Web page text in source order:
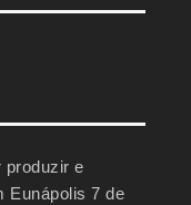
produzir e
Eunápolis 7 de